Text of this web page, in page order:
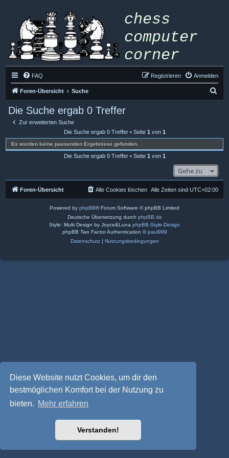
Diese Website nutzt Cookies, um dir den
bestmöglichen Komfort bei der Nutzung zu
bieten. Mehr erfahren
Verstanden!
FAQ Anmelden
Registrieren
Foren-Übersicht Suche
e
Die Suche ergab 0 Treffer
Zur erweiterten Suche
Die Suche ergab 0 Treffer • Seite 1 von 1
Es wurden keine passenden Ergebnisse gefunden.
Die Suche ergab 0 Treffer • Seite 1 von 1
Gehe zu
Foren-Übersicht Alle Zeiten sind UTC+02:00
Alle Cookies löschen
Powered by phpBB® Forum Software © phpBB Limited
Deutsche Übersetzung durch phpBB.de
Style: Multi Design by Joyce&Luna phpBB-Style-Design
phpBB Two Factor Authentication ©paul999
Datenschutz| Nutzungsbedingungen